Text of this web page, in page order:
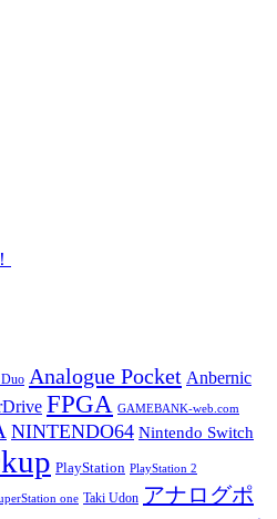
Analogue Pocket Anbernic
FPGA GAMEBANK-web.com
NINTENDO64 Nintendo Switch
PlayStation PlayStation 2
one Taki Udon アナログポ